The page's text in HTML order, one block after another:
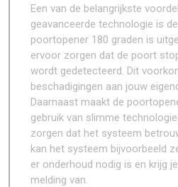
Een van de belangrijkste
geavanceerde technologie is
poortopener 180 graden is
ervoor zorgen dat de poort
wordt gedetecteerd. Dit
beschadigingen aan jouw
Daarnaast maakt de
gebruik van slimme
zorgen dat het systeem
kan het systeem bijvoorbeeld
er onderhoud nodig is en krijg
melding van.